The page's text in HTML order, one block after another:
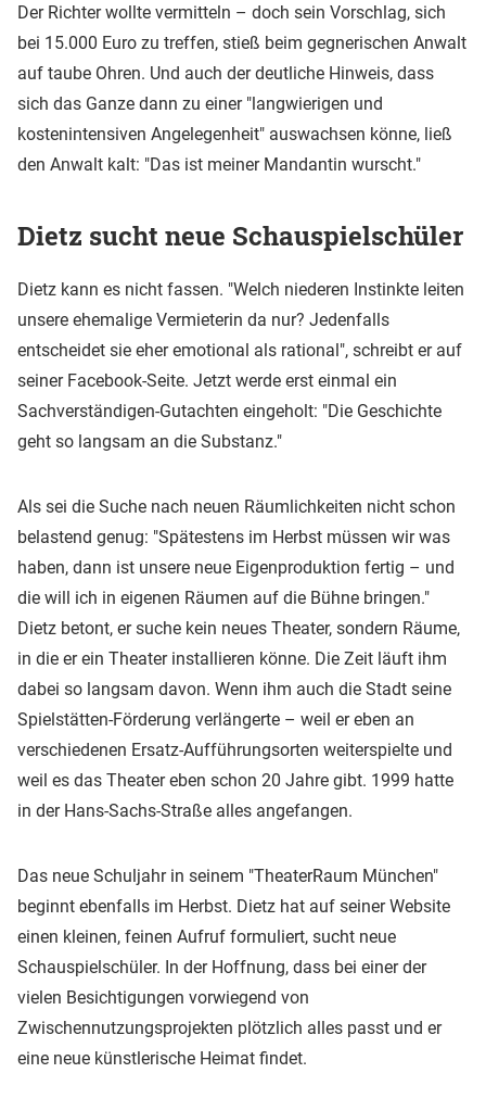
Der Richter wollte vermitteln – doch sein Vorschlag, sich
bei 15.000 Euro zu treffen, stieß beim gegnerischen Anwalt
auf taube Ohren. Und auch der deutliche Hinweis, dass
sich das Ganze dann zu einer "langwierigen und
kostenintensiven Angelegenheit" auswachsen könne, ließ
den Anwalt kalt: "Das ist meiner Mandantin wurscht."
Dietz sucht neue Schauspielschüler
Dietz kann es nicht fassen. "Welch niederen Instinkte leiten
unsere ehemalige Vermieterin da nur? Jedenfalls
entscheidet sie eher emotional als rational", schreibt er auf
seiner Facebook-Seite. Jetzt werde erst einmal ein
Sachverständigen-Gutachten eingeholt: "Die Geschichte
geht so langsam an die Substanz."
Als sei die Suche nach neuen Räumlichkeiten nicht schon
belastend genug: "Spätestens im Herbst müssen wir was
haben, dann ist unsere neue Eigenproduktion fertig – und
die will ich in eigenen Räumen auf die Bühne bringen."
Dietz betont, er suche kein neues Theater, sondern Räume,
in die er ein Theater installieren könne. Die Zeit läuft ihm
dabei so langsam davon. Wenn ihm auch die Stadt seine
Spielstätten-Förderung verlängerte – weil er eben an
verschiedenen Ersatz-Aufführungsorten weiterspielte und
weil es das Theater eben schon 20 Jahre gibt. 1999 hatte
in der Hans-Sachs-Straße alles angefangen.
Das neue Schuljahr in seinem "TheaterRaum München"
beginnt ebenfalls im Herbst. Dietz hat auf seiner Website
einen kleinen, feinen Aufruf formuliert, sucht neue
Schauspielschüler. In der Hoffnung, dass bei einer der
vielen Besichtigungen vorwiegend von
Zwischennutzungsprojekten plötzlich alles passt und er
eine neue künstlerische Heimat findet.